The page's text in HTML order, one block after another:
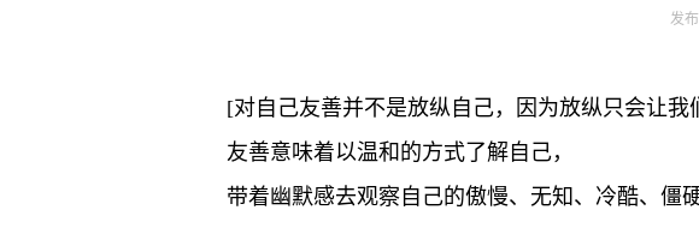
发
[对自己友善并不是放纵自己，因为放纵只会让我
友善意味着以温和的方式了解自己，
带着幽默感去观察自己的傲慢、无知、冷酷、僵